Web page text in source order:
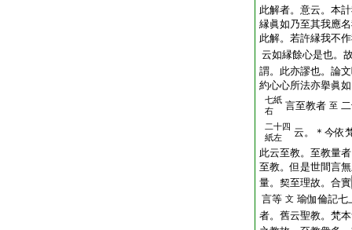
此解者。意云。本
縁眞如乃至其我應
此解。若許縁我不
云如縁餘心是也。
謂。此亦謬也。論
約心心所法亦擧眞
七紙
右
言至教者 至
二十四
紙左
云。＊今依
此云至教。至教量
至教。但是世間言
量。契至理故。合實
言等 文 瑜伽倫記七
者。舊云聖教。梵